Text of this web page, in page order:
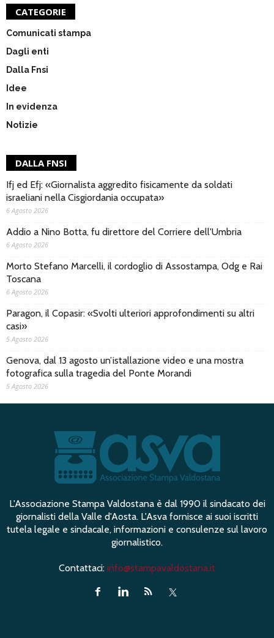
CATEGORIE
Comunicati stampa
Dagli enti
Dalla Fnsi
Idee
In evidenza
Notizie
DALLA FNSI
Ifj ed Efj: «Giornalista aggredito fisicamente da soldati
israeliani nella Cisgiordania occupata»
6 Agosto 2026
Addio a Nino Botta, fu direttore del Corriere dell'Umbria
6 Agosto 2026
Morto Stefano Marcelli, il cordoglio di Assostampa, Odg e Rai
Toscana
6 Agosto 2026
Paragon, il Copasir: «Svolti ulteriori approfondimenti su altri
casi»
5 Agosto 2026
Genova, dal 13 agosto un’istallazione video e una mostra
fotografica sulla tragedia del Ponte Morandi
5 Agosto 2026
L'Associazione Stampa Valdostana è dal 1990 il sindacato dei
giornalisti della Valle d'Aosta. L'Asva fornisce ai suoi iscritti
tutela legale e sindacale, informazioni e consulenze sul lavoro
giornalistico.
Contattaci: info@stampavaldostana.it